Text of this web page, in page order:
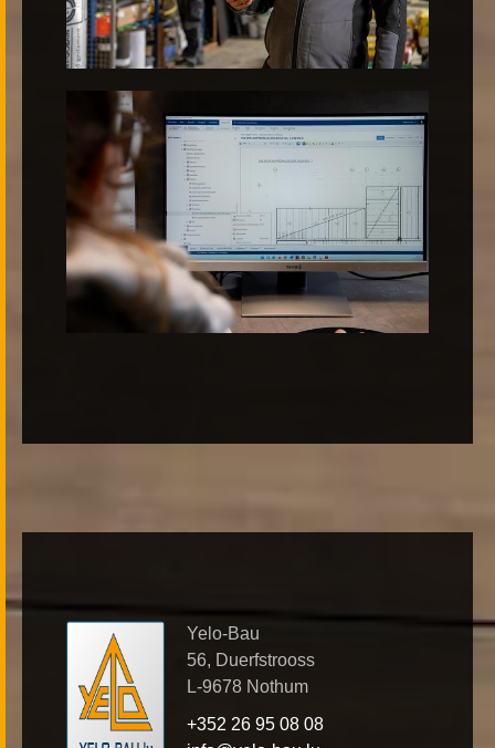
Yelo-Bau
56, Duerfstrooss
L-9678 Nothum
+352 26 95 08 08